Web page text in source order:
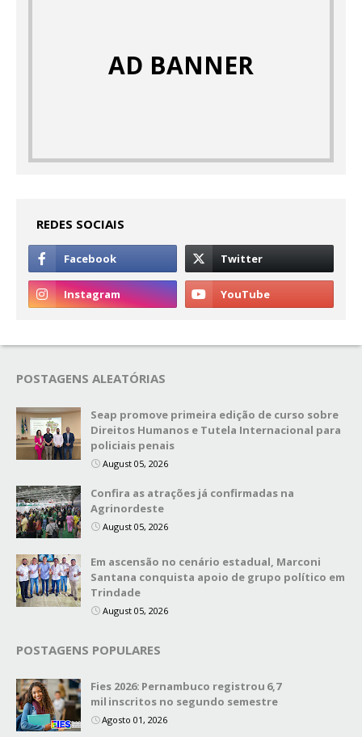
AD BANNER
REDES SOCIAIS
POSTAGENS ALEATÓRIAS
Seap promove primeira edição de curso sobre
Direitos Humanos e Tutela Internacional para
policiais penais
August 05, 2026
Confira as atrações já confirmadas na
Agrinordeste
August 05, 2026
Em ascensão no cenário estadual, Marconi
Santana conquista apoio de grupo político em
Trindade
August 05, 2026
POSTAGENS POPULARES
Fies 2026: Pernambuco registrou 6,7
mil inscritos no segundo semestre
Agosto 01, 2026